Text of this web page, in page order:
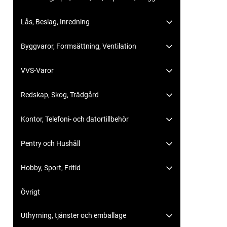
Lås, Beslag, Inredning
Byggvaror, Formsättning, Ventilation
VVS-Varor
Redskap, Skog, Trädgård
Kontor, Telefoni- och datortillbehör
Pentry och Hushåll
Hobby, Sport, Fritid
Övrigt
Uthyrning, tjänster och emballage